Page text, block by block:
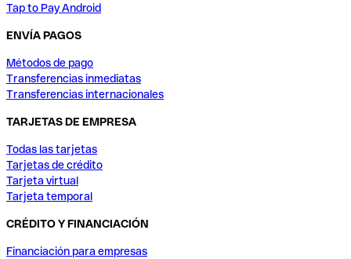
Tap to Pay Android
ENVÍA PAGOS
Métodos de pago
Transferencias inmediatas
Transferencias internacionales
TARJETAS DE EMPRESA
Todas las tarjetas
Tarjetas de crédito
Tarjeta virtual
Tarjeta temporal
CRÉDITO Y FINANCIACIÓN
Financiación para empresas